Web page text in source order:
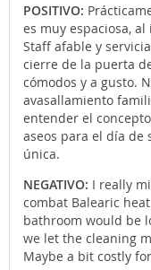
POSITIVO:
es muy espaciosa,
Staff afable y
cierre de la puerta
cómodos y a gusto.
avasallamiento
entender el
aseos para el día de
única.
NEGATIVO: I really
combat Balearic
bathroom would be
we let the cleaning
Maybe a bit costly